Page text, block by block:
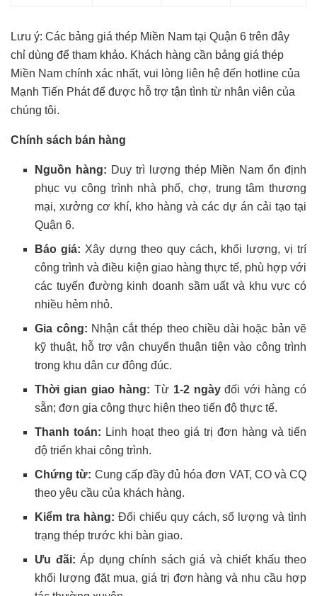
Lưu ý: Các bảng giá thép Miền Nam tại Quận 6 trên đây
chỉ dùng để tham khảo. Khách hàng cần bảng giá thép
Miền Nam chính xác nhất, vui lòng liên hệ đến hotline của
Mạnh Tiến Phát để được hỗ trợ tận tình từ nhân viên của
chúng tôi.
Chính sách bán hàng
Nguồn hàng: Duy trì lượng thép Miền Nam ổn định
phục vụ công trình nhà phố, chợ, trung tâm thương
mại, xưởng cơ khí, kho hàng và các dự án cải tạo tại
Quận 6.
Báo giá: Xây dựng theo quy cách, khối lượng, vị trí
công trình và điều kiện giao hàng thực tế, phù hợp với
các tuyến đường kinh doanh sầm uất và khu vực có
nhiều hẻm nhỏ.
Gia công: Nhận cắt thép theo chiều dài hoặc bản vẽ
kỹ thuật, hỗ trợ vận chuyển thuận tiện vào công trình
trong khu dân cư đông đúc.
Thời gian giao hàng: Từ1-2 ngàyđối với hàng có
sẵn; đơn gia công thực hiện theo tiến độ thực tế.
Thanh toán: Linh hoạt theo giá trị đơn hàng và tiến
độ triển khai công trình.
Chứng từ: Cung cấp đầy đủ hóa đơn VAT, CO và CQ
theo yêu cầu của khách hàng.
Kiểm tra hàng: Đối chiếu quy cách, số lượng và tình
trạng thép trước khi bàn giao.
Ưu đãi: Áp dụng chính sách giá và chiết khấu theo
khối lượng đặt mua, giá trị đơn hàng và nhu cầu hợp